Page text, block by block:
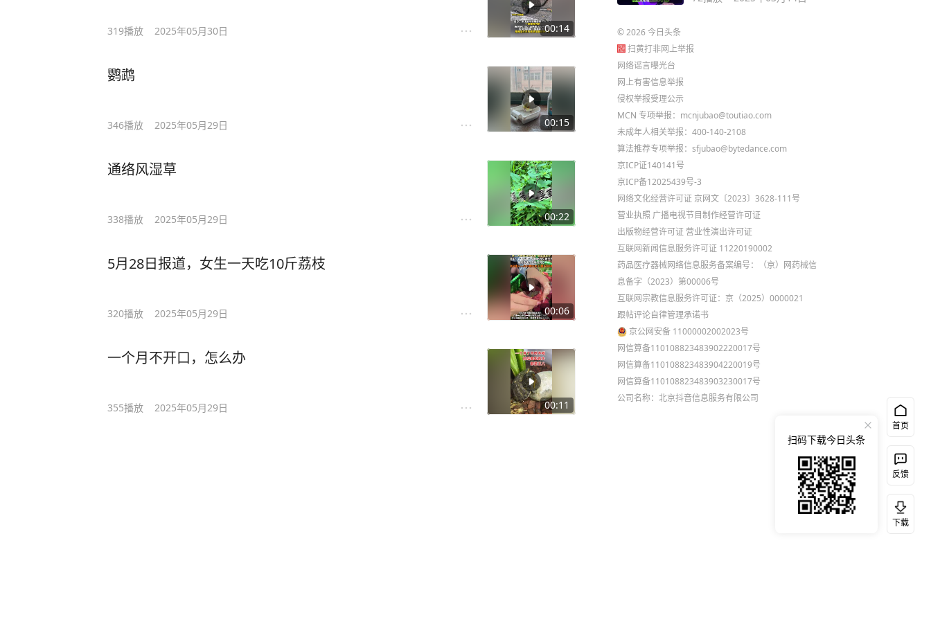
00:14
319播放 2025年05月30日
00:15
鹦鹉
346播放 2025年05月29日
00:22
通络风湿草
338播放 2025年05月29日
00:06
5月28日报道，女生一天吃10斤荔枝
320播放 2025年05月29日
00:11
一个月不开口，怎么办
355播放 2025年05月29日
©2026今日头条
扫黄打非网上举报
网络谣言曝光台
网上有害信息举报
侵权举报受理公示
MCN 专项举报：mcnjubao@toutiao.com
未成年人相关举报：400-140-2108
算法推荐专项举报：sfjubao@bytedance.com
京ICP证140141号
京ICP备12025439号-3
网络文化经营许可证 京网文〔2023〕3628-111号
营业执照 广播电视节目制作经营许可证
出版物经营许可证 营业性演出许可证
互联网新闻信息服务许可证 11220190002
药品医疗器械网络信息服务备案编号：（京）网药械信
息备字（2023）第00006号
互联网宗教信息服务许可证：京（2025）0000021
跟帖评论自律管理承诺书
京公网安备 11000002002023号
网信算备110108823483902220017号
网信算备110108823483904220019号
网信算备110108823483903230017号
公司名称：北京抖音信息服务有限公司
首页
反馈
下载
扫码下载今日头条